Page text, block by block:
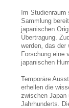
Im
Sammlung
japanischen
Übertragung.
werden, das der
Forschung eine
japanischen
Temporäre
erhellen die
zwischen Japan
Jahrhunderts.